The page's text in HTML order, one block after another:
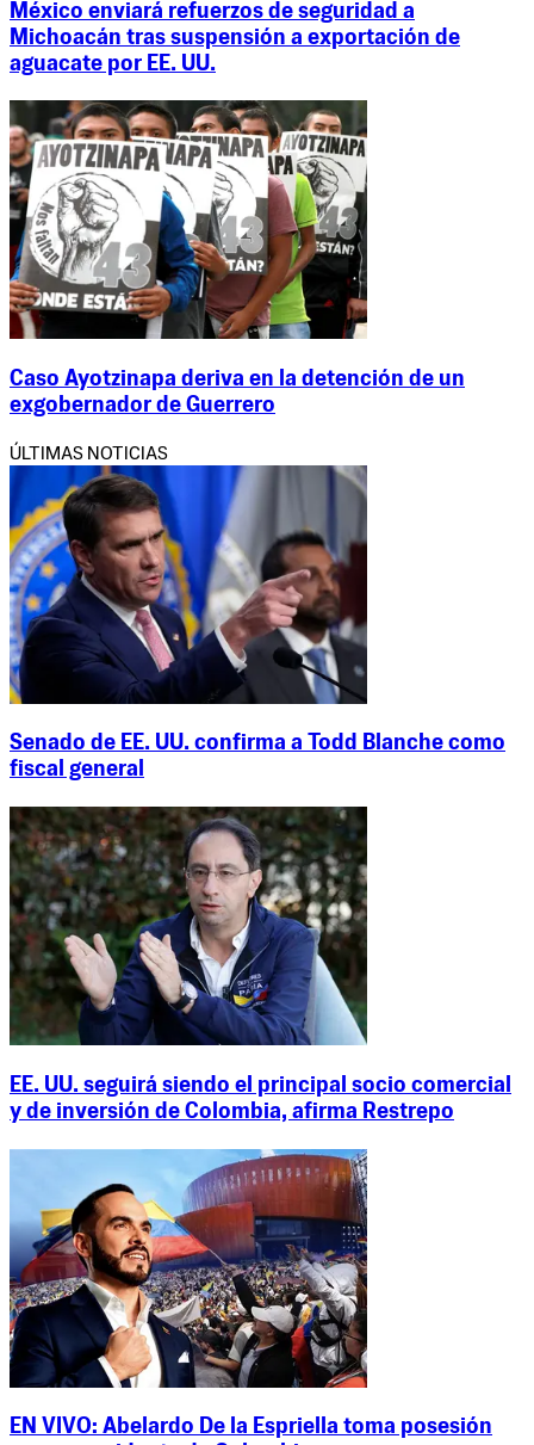
México enviará refuerzos de seguridad a
Michoacán tras suspensión a exportación de
aguacate por EE. UU.
Caso Ayotzinapa deriva en la detención de un
exgobernador de Guerrero
ÚLTIMAS NOTICIAS
Senado de EE. UU. confirma a Todd Blanche como
fiscal general
EE. UU. seguirá siendo el principal socio comercial
y de inversión de Colombia, afirma Restrepo
EN VIVO: Abelardo De la Espriella toma posesión